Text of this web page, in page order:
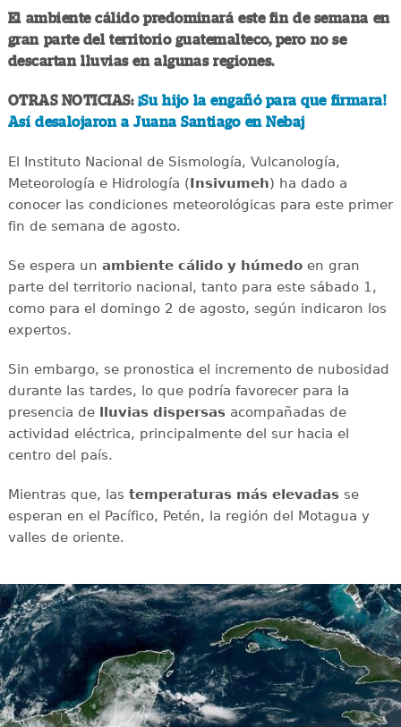
El ambiente cálido predominará este fin de semana en
gran parte del territorio guatemalteco, pero no se
descartan lluvias en algunas regiones.
OTRAS NOTICIAS: ¡Su hijo la engañó para que firmara!
Así desalojaron a Juana Santiago en Nebaj
El Instituto Nacional de Sismología, Vulcanología,
Meteorología e Hidrología (Insivumeh) ha dado a
conocer las condiciones meteorológicas para este primer
fin de semana de agosto.
Se espera un ambiente cálido y húmedoen gran
parte del territorio nacional, tanto para este sábado 1,
como para el domingo 2 de agosto, según indicaron los
expertos.
Sin embargo, se pronostica el incremento de nubosidad
durante las tardes, lo que podría favorecer para la
presencia de lluvias dispersasacompañadas de
actividad eléctrica, principalmente del sur hacia el
centro del país.
Mientras que, las temperaturas más elevadasse
esperan en el Pacífico, Petén, la región del Motagua y
valles de oriente.